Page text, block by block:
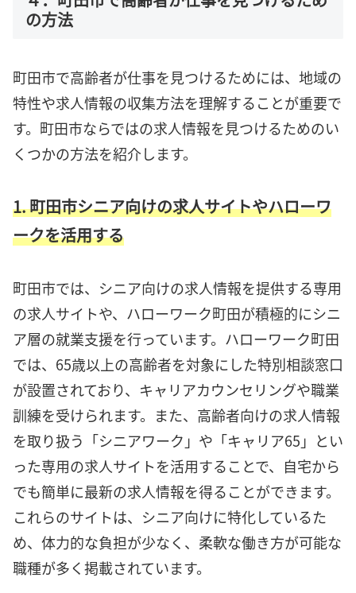
の方法
町田市で高齢者が仕事を見つけるためには、地域の
特性や求人情報の収集方法を理解することが重要で
す。町田市ならではの求人情報を見つけるためのい
くつかの方法を紹介します。
1. 町田市シニア向けの求人サイトやハローワ
ークを活用する
町田市では、シニア向けの求人情報を提供する専用
の求人サイトや、ハローワーク町田が積極的にシニ
ア層の就業支援を行っています。ハローワーク町田
では、65歳以上の高齢者を対象にした特別相談窓口
が設置されており、キャリアカウンセリングや職業
訓練を受けられます。また、高齢者向けの求人情報
を取り扱う「シニアワーク」や「キャリア65」とい
った専用の求人サイトを活用することで、自宅から
でも簡単に最新の求人情報を得ることができます。
これらのサイトは、シニア向けに特化しているた
め、体力的な負担が少なく、柔軟な働き方が可能な
職種が多く掲載されています。